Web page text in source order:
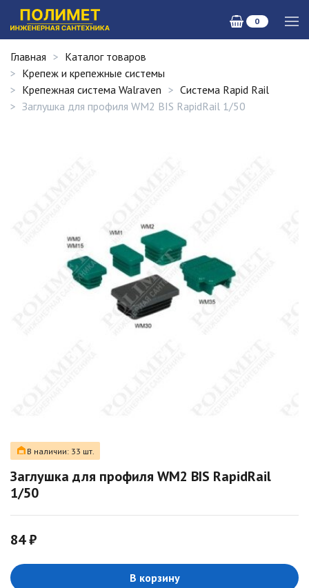
0
Главная
Каталог товаров
Крепеж и крепежные системы
Крепежная система Walraven
Система Rapid Rail
Заглушка для профиля WM2 BIS RapidRail 1/50
В наличии: 33 шт.
Заглушка для профиля WM2 BIS RapidRail
1/50
84 ₽
В корзину